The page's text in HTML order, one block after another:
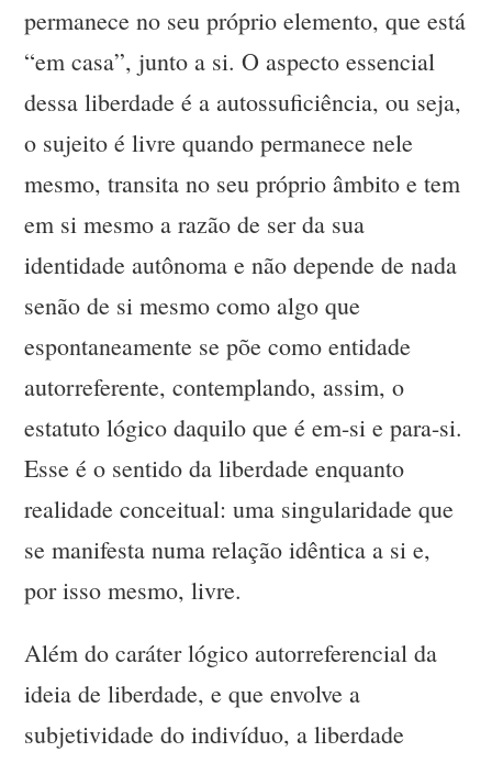
permanece no seu próprio elemento, que está
“em casa”, junto a si. O aspecto essencial
dessa liberdade é a autossuficiência, ou seja,
o sujeito é livre quando permanece nele
mesmo, transita no seu próprio âmbito e tem
em si mesmo a razão de ser da sua
identidade autônoma e não depende de nada
senão de si mesmo como algo que
espontaneamente se põe como entidade
autorreferente, contemplando, assim, o
estatuto lógico daquilo que é em-si e para-si.
Esse é o sentido da liberdade enquanto
realidade conceitual: uma singularidade que
se manifesta numa relação idêntica a si e,
por isso mesmo, livre.
Além do caráter lógico autorreferencial da
ideia de liberdade, e que envolve a
subjetividade do indivíduo, a liberdade